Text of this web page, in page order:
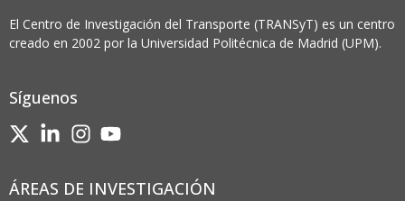
El Centro de Investigación del Transporte (TRANSyT) es un centro
creado en 2002 por la Universidad Politécnica de Madrid (UPM).
Síguenos
ÁREAS DE INVESTIGACIÓN